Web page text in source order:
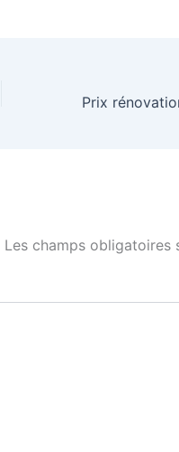
Les champs obligatoires